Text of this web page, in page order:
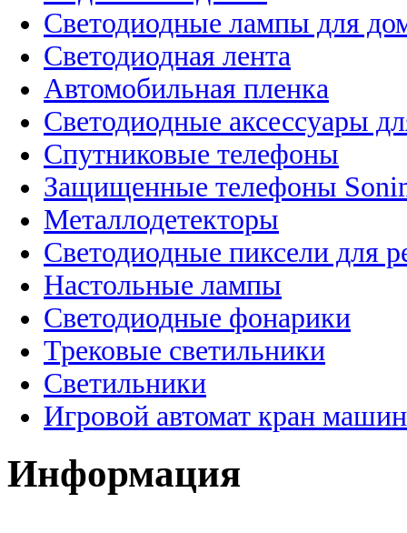
Светодиодные лампы для
Светодиодная лента
Автомобильная пленка
Светодиодные аксессуары
Спутниковые телефоны
Защищенные телефоны
Металлодетекторы
Светодиодные пиксели для
Настольные лампы
Светодиодные фонарики
Трековые светильники
Светильники
Игровой автомат кран
Информация